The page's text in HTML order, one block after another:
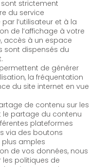
strictement
du service
l’utilisateur et à la
de l’affichage à votre
accès à un espace
sont dispensés du
de générer
la fréquentation
du site internet en vue
de contenu sur les
le partage du contenu
plateformes
via des boutons
plus amples
de vos données, nous
politiques de